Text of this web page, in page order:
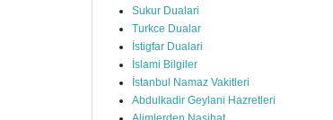
Sukur Dualari
Turkce Dualar
İstigfar Dualari
İslami Bilgiler
İstanbul Namaz Vakitleri
Abdulkadir Geylani Hazretleri